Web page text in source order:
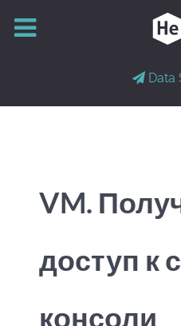
Data
VM.
доступ к
консоли